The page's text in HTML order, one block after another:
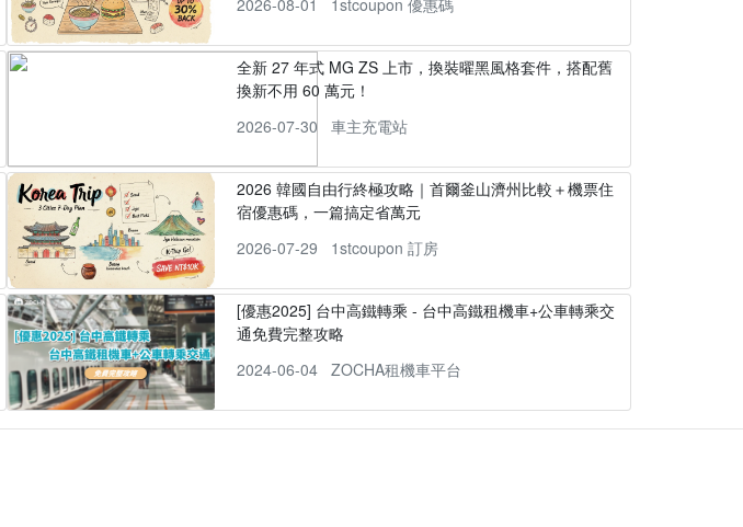
2026-08-01
1stcoupon 優惠碼
全新 27 年式 MG ZS 上市，換裝曜黑風格套件，搭配舊
換新不用 60 萬元！
2026-07-30
車主充電站
2026 韓國自由行終極攻略｜首爾釜山濟州比較＋機票住
宿優惠碼，一篇搞定省萬元
2026-07-29
1stcoupon 訂房
[優惠2025] 台中高鐵轉乘 - 台中高鐵租機車+公車轉乘交
通免費完整攻略
2024-06-04
ZOCHA租機車平台